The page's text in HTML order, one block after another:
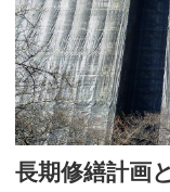
長期修繕計画